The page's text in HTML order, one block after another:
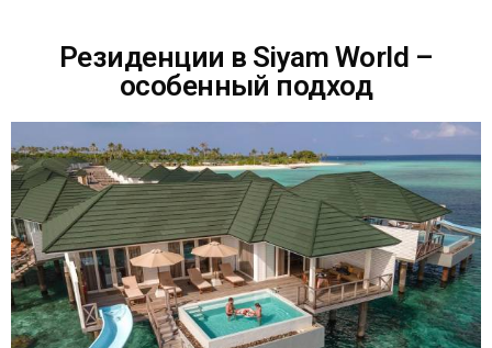
Резиденции в Siyam World –
особенный подход